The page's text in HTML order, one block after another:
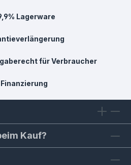
Lagerware
für Verbraucher
Finanzierung
Kauf?